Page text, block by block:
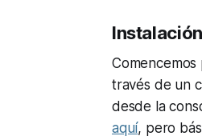
través de un
desde la
aquí, pero